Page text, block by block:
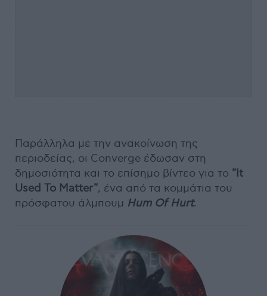
Παράλληλα με την ανακοίνωση της
περιοδείας, οι Converge έδωσαν στη
δημοσιότητα και το επίσημο βίντεο για το "It
Used To Matter", ένα από τα κομμάτια του
πρόσφατου άλμπουμ Hum Of Hurt.